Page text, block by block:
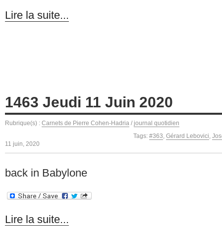
Lire la suite...
1463 Jeudi 11 Juin 2020
Rubrique(s) : Carnets de Pierre Cohen-Hadria / journal quotidien
Tags: #363, Gérard Lebovici,
11 juin, 2020
back in Babylone
Lire la suite...